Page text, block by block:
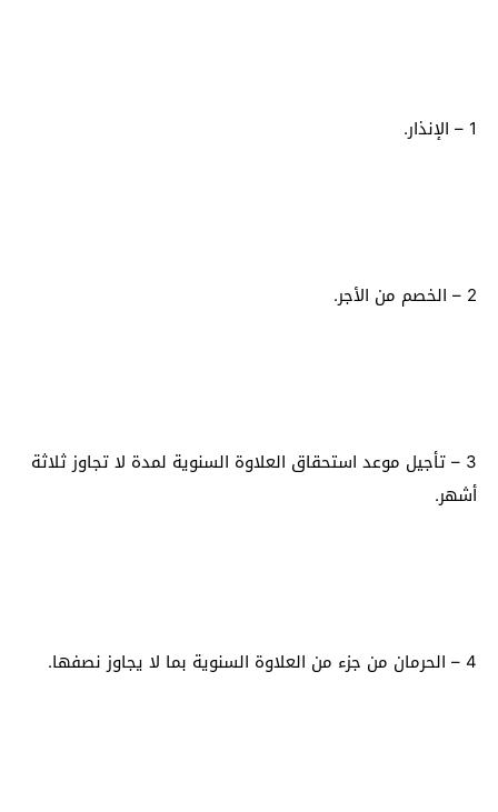
1 – الإنذار.
2 – الخصم من الأجر.
3 – تأجيل موعد استحقاق العلاوة السنوية لمدة لا تجاوز ثلاثة
أشهر.
4 – الحرمان من جزء من العلاوة السنوية بما لا يجاوز نصفها.